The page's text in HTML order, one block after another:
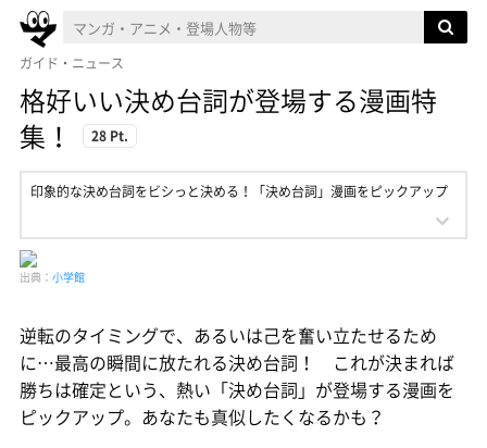
ガイド・ニュース
格好いい決め台詞が登場する漫画特
集！
28 Pt.
印象的な決め台詞をビシっと決める！「決め台詞」漫画をピックアップ
出典： 小学館
逆転のタイミングで、あるいは己を奮い立たせるため
に…最高の瞬間に放たれる決め台詞！ これが決まれば
勝ちは確定という、熱い「決め台詞」が登場する漫画を
ピックアップ。あなたも真似したくなるかも？